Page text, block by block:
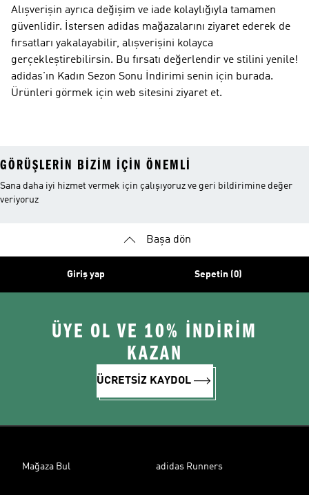
Alışverişin ayrıca değişim ve iade kolaylığıyla tamamen
güvenlidir. İstersen adidas mağazalarını ziyaret ederek de
fırsatları yakalayabilir, alışverişini kolayca
gerçekleştirebilirsin. Bu fırsatı değerlendir ve stilini yenile!
adidas'ın Kadın Sezon Sonu İndirimi senin için burada.
Ürünleri görmek için web sitesini ziyaret et.
GÖRÜŞLERIN BIZIM IÇIN ÖNEMLI
Sana daha iyi hizmet vermek için çalışıyoruz ve geri bildirimine değer
veriyoruz
Başa dön
Giriş yap Sepetin (0)
ÜYE OL VE 10% İNDİRİM
KAZAN
ÜCRETSİZ KAYDOL
Mağaza Bul adidas Runners